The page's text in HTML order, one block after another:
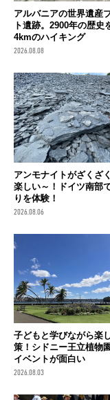
アルバニアの世界遺産
ト遺跡。2900年の歴史
4kmのハイキング
2026.08.08
アンモナイトがざくざ
楽しい～！ドイツ南部
りを体験！
2026.08.06
子どもと学びながら楽
策！シドニー王立植物
イベントが面白い
2026.08.03